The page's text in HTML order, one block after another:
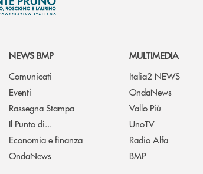
NEWS BMP
Comunicati
Eventi
Rassegna Stampa
Il Punto di...
Economia e finanza
OndaNews
MULTIMEDIA
Italia2 NEWS
OndaNews
Vallo Più
UnoTV
Radio Alfa
BMP